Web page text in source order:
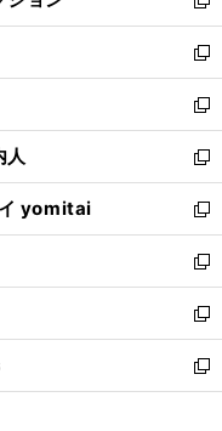
開
く
ウ
で
開
く
ン
ド
ウ
で
開
く
新
し
い
ウ
ィ
ン
ド
ウ
で
開
く
新
し
い
ウ
ィ
ン
ド
ウ
で
開
く
新
し
い
ウ
ィ
ン
ド
ウ
で
開
く
人
新
し
い
ウ
ィ
ン
ド
ウ
で
開
yomitai
新
し
い
ウ
ィ
ン
ド
ウ
新
し
い
ウ
ィ
ン
新
し
い
ウ
新
し